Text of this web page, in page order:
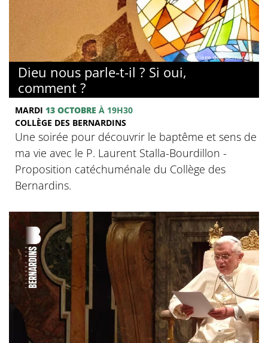
© Collège des Bernardins
Dieu nous parle-t-il ? Si oui,
comment ?
MARDI 13 OCTOBRE À 19H30
COLLÈGE DES BERNARDINS
Une soirée pour découvrir le baptême et sens de
ma vie avec le P. Laurent Stalla-Bourdillon -
Proposition catéchuménale du Collège des
Bernardins.